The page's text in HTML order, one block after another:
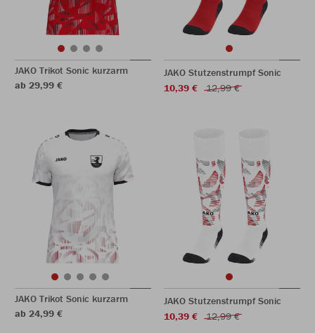
JAKO Trikot Sonic kurzarm
ab 29,99 €
JAKO Stutzenstrumpf Sonic
10,39 €
12,99 €
JAKO Trikot Sonic kurzarm
ab 24,99 €
JAKO Stutzenstrumpf Sonic
10,39 €
12,99 €